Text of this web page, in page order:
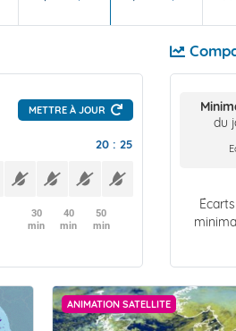
METTRE À JOUR
20 : 25
30
min
40
min
50
min
du
ANIMATION SATELLITE